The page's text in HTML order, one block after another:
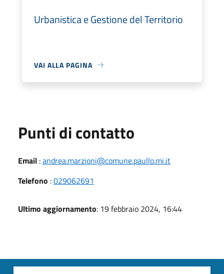
Urbanistica e Gestione del Territorio
VAI ALLA PAGINA
Punti di contatto
Email :andrea.marzioni@comune.paullo.mi.it
Telefono :029062691
Ultimo aggiornamento: 19 febbraio 2024, 16:44